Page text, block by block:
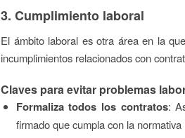
3. Cumplimiento laboral
El ámbito laboral es otra área en la
incumplimientos relacionados con
Claves para evitar problemas
Formaliza todos los contratos:
firmado que cumpla con la normativa